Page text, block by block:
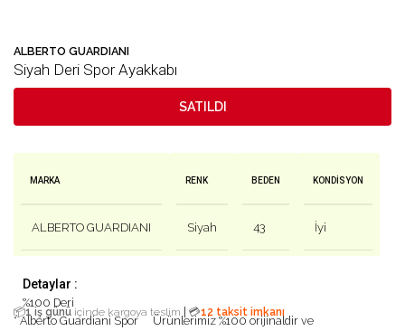
ALBERTO GUARDIANI
Siyah Deri Spor Ayakkabı
SATILDI
MARKA
ALBERTO GUARDIANI
RENK
Siyah
BEDEN
43
KONDISYON
İyi
Detaylar :
%100 Deri
📦1 iş günü içinde kargoya teslim 💳12 taksit imkanı
* Alberto Guardiani Spor
Ürünlerimiz %100 orijinaldir ve